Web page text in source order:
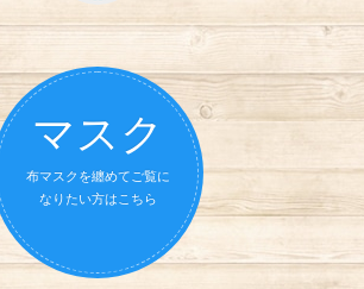
マスク
布マスクを纏めてご覧に
なりたい方はこちら